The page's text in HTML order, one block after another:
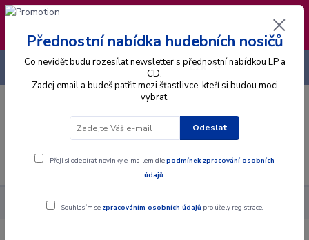
❣️ Od 4.8. do 13.8. čerpám dovolenou. Datum
expedice objednávek se posouvá na pátek
14.8.2026 🐋
Menu
CZK
+420 725 736 293
Hudební styly Metal Thrash
Přednostní nabídka hudebních nosičů
Co nevidět budu rozesílat newsletter s přednostní nabídkou LP a
CD.
Zadej email a budeš patřit mezi šťastlivce, kteří si budou moci
vybrat.
Odeslat
Přeji si odebírat novinky e-mailem dlepodmínek zpracování osobních
údajů.
Souhlasím se zpracováním osobních údajů pro účely registrace.